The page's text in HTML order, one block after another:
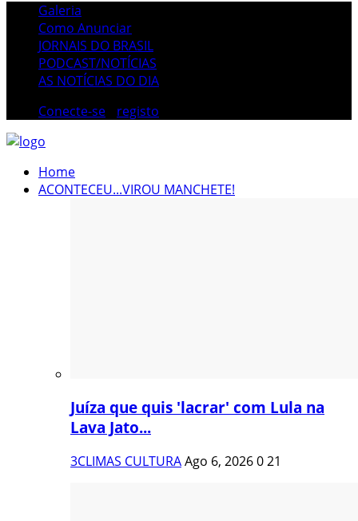
Galeria
Como Anunciar
JORNAIS DO BRASIL
PODCAST/NOTÍCIAS
AS NOTÍCIAS DO DIA
Conecte-se
registo
Home
ACONTECEU...VIROU MANCHETE!
Juíza que quis 'lacrar' com Lula na
Lava Jato...
3CLIMAS CULTURAAgo 6, 2026021